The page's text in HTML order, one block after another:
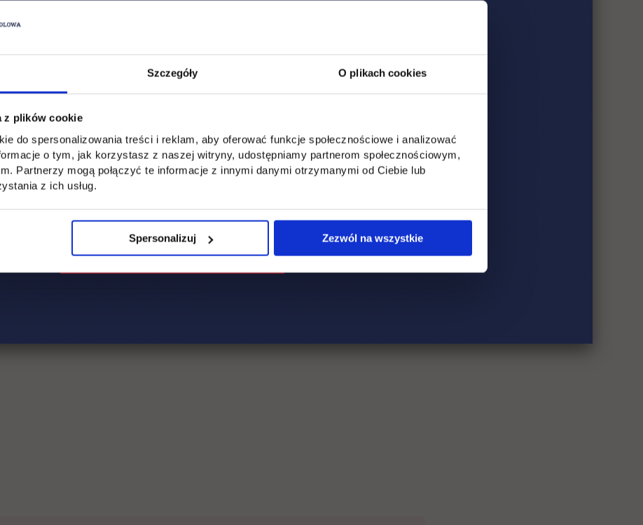
Szczegóły O plikach cookies
z plików cookie
do spersonalizowania treści i reklam, aby oferować funkcje społecznościowe i analizować
o tym, jak korzystasz z naszej witryny, udostępniamy partnerom społecznościowym,
Partnerzy mogą połączyć te informacje z innymi danymi otrzymanymi od Ciebie lub
z ich usług.
Spersonalizuj Zezwól na wszystkie